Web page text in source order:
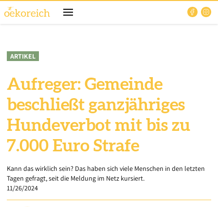
ARTIKEL
Aufreger: Gemeinde
beschließt ganzjähriges
Hundeverbot mit bis zu
7.000 Euro Strafe
Kann das wirklich sein? Das haben sich viele Menschen in den letzten
Tagen gefragt, seit die Meldung im Netz kursiert.
11/26/2024